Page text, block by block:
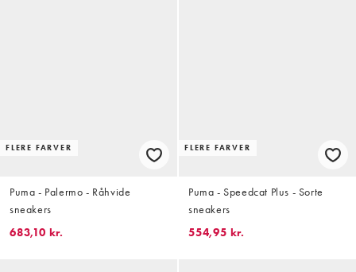
FLERE FARVER
Puma - Palermo - Råhvide
sneakers
683,10 kr.
FLERE FARVER
Puma - Speedcat Plus - Sorte
sneakers
554,95 kr.